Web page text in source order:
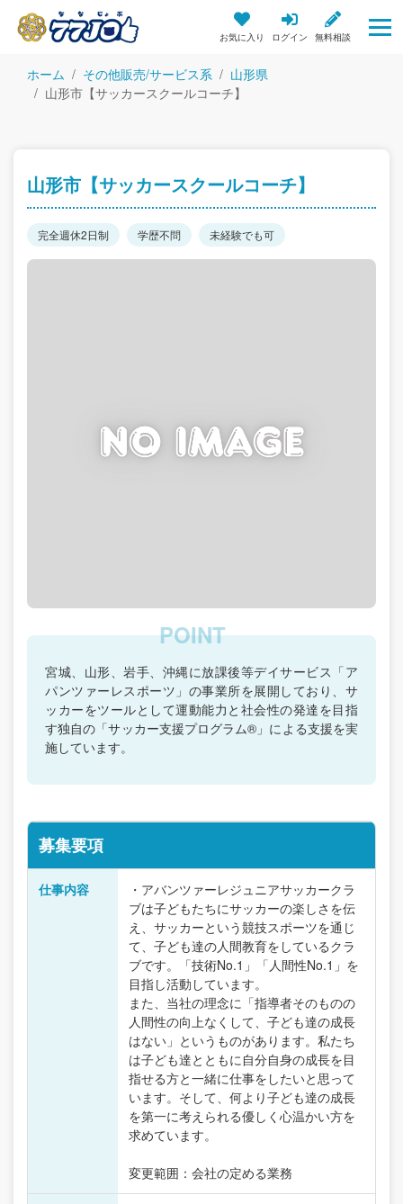
お気に入り ログイン 無料相談
ホーム その他販売/サービス系
山形県
山形市【サッカースクールコーチ】
山形市【サッカースクールコーチ】
完全週休2日制 学歴不問 未経験でも可
宮城、山形、岩手、沖縄に放課後等デイサービス「ア
パンツァーレスポーツ」の事業所を展開しており、サ
ッカーをツールとして運動能力と社会性の発達を目指
す独自の「サッカー支援プログラム®」による支援を実
施しています。
募集要項
仕事内容
・アバンツァーレジュニアサッカークラ
ブは子どもたちにサッカーの楽しさを伝
え、サッカーという競技スポーツを通じ
て、子ども達の人間教育をしているクラ
ブです。「技術No.1」「人間性No.1」を
目指し活動しています。
また、当社の理念に「指導者そのものの
人間性の向上なくして、子ども達の成長
はない」というものがあります。私たち
は子ども達とともに自分自身の成長を目
指せる方と一緒に仕事をしたいと思って
います。そして、何より子ども達の成長
を第一に考えられる優しく心温かい方を
求めています。
変更範囲：会社の定める業務